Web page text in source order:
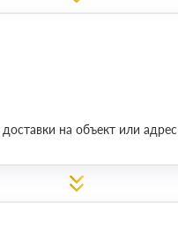
на объект или адрес